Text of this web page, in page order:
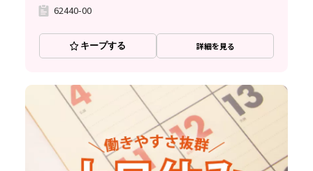
62440-00
キープする 詳細を見る